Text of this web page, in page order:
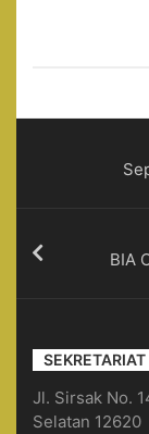
BIA
SEKRETARIAT
Jl. Sirsak No.
Selatan 12620